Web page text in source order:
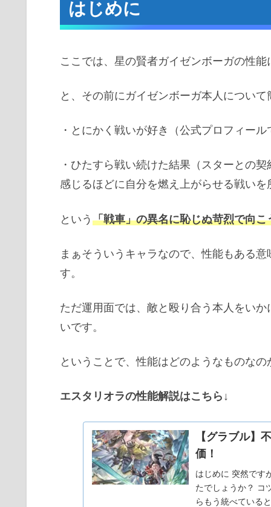
大まかなキャラ概要
アビリティ解説
1アビ パンツァーファウスト
3アビ アイル・ベット・マイ・
闘争求む重鎧
戦車の正位置
リミジャンヌ
ソフィア
良い点
悪い点
おわりに
はじめに
ここでは、星の賢者ガイゼンボーガの性能
と、その前にガイゼンボーガ本人について
・とにかく戦いが好き（公式プロフィール
・ひたすら戦い続けた結果（スターとの契
感じるほどに自分を燃え上がらせる戦いを
という 「戦車」の異名に恥じぬ苛烈で向
まぁそういうキャラなので、性能もある
す。
ただ運用面では、敵と殴り合う本人をい
いです。
ということで、性能はどのようなものなの
エスタリオラの性能解説はこちら↓
【グラブル】
価！
はじめに 突然です
たでしょうか？ コ
らもう統べている